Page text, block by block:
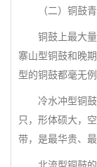
（二）铜鼓青
铜鼓上最大量
寨山型铜鼓和晚
型的铜鼓都毫无
冷水冲型铜鼓
只，形体硕大，
带，是最华贵、